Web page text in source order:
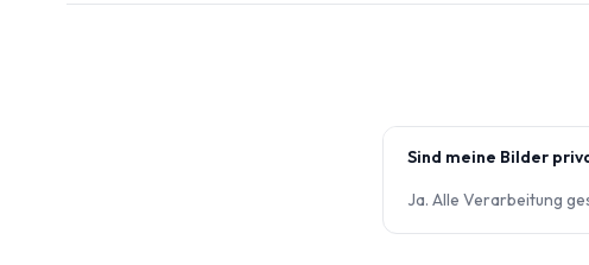
Sind meine Bilder
Ja. Alle Verarbeitung